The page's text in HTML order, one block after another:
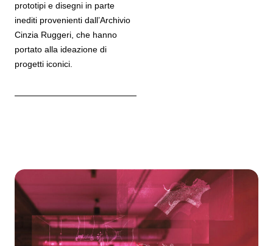
prototipi e disegni in parte
inediti provenienti dall’Archivio
Cinzia Ruggeri, che hanno
portato alla ideazione di
progetti iconici.